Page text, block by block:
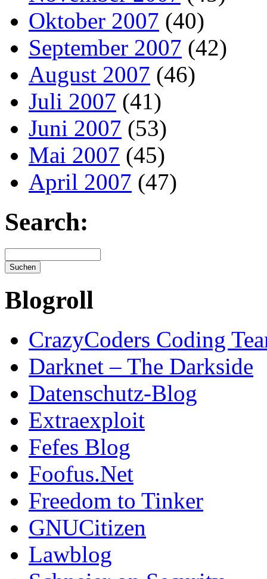
Oktober 2007 (40)
September 2007 (42)
August 2007 (46)
Juli 2007 (41)
Juni 2007 (53)
Mai 2007 (45)
April 2007 (47)
Search:
Blogroll
CrazyCoders Coding
Darknet – The Darkside
Datenschutz-Blog
Extraexploit
Fefes Blog
Foofus.Net
Freedom to Tinker
GNUCitizen
Lawblog